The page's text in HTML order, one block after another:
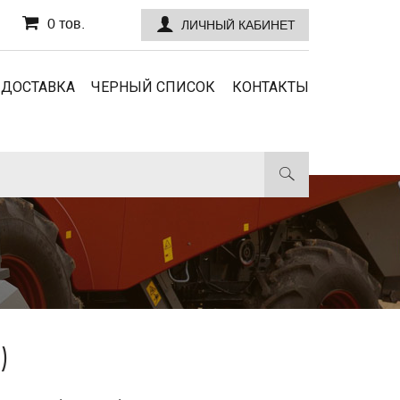
0 тов. ЛИЧНЫЙ КАБИНЕТ
ЧЕРНЫЙ СПИСОК КОНТАКТЫ